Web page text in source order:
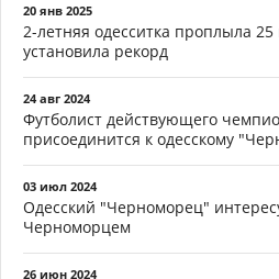
20 янв 2025
2-летняя одесситка проплыла
установила рекорд
24 авг 2024
Футболист действующего
присоединится к одесскому
03 июл 2024
Одесский "Черноморец"
Черноморцем
26 июн 2024